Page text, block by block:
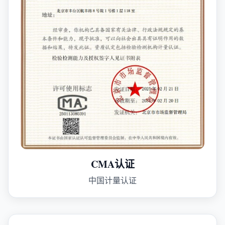
CMA认证
中国计量认证